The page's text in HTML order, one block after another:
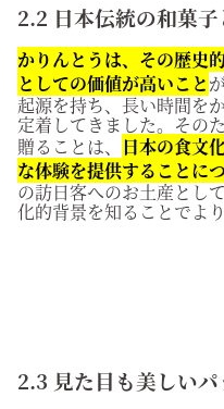
2.2 日本伝統の和菓
かりんとうは、その歴史
としての価値が高いこと
起源を持ち、長い時間を
定着してきました。その
贈ることは、
日本の食文
な体験を提供することに
の訪日客へのお土産とし
化的背景を知ることでよ
2.3 見た目も美しい